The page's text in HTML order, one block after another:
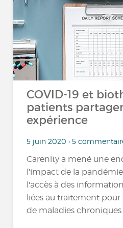
COVID-19 et
patients
expérience
5 juin 2020 • 5
Carenity a mené une
l'impact de la
l'accès à des
liées au traitement
de maladies chroniques